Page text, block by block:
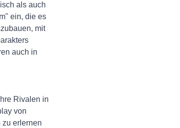
als auch
ein, die es
mit
auch in
Rivalen in
von
erlernen